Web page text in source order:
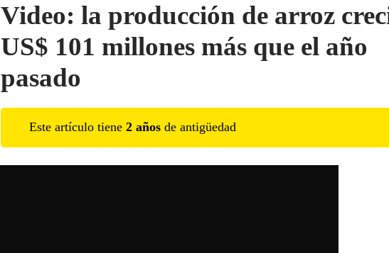
Video: la producción de arroz
US$ 101 millones más que el año
pasado
Este artículo tiene 2 años de antigüedad